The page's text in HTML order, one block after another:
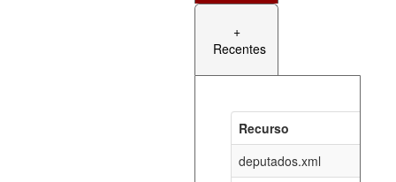
+
Recentes
Recurso
deputados.xml
documento_andamento_atual.xml